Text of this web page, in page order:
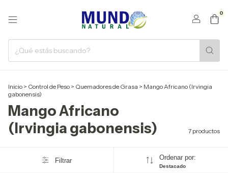
0
Inicio > Control de Peso > Quemadores de Grasa > Mango Africano (Irvingia
gabonensis)
Mango Africano
(Irvingia gabonensis)
7 productos
Filtrar Ordenar por:
Destacado